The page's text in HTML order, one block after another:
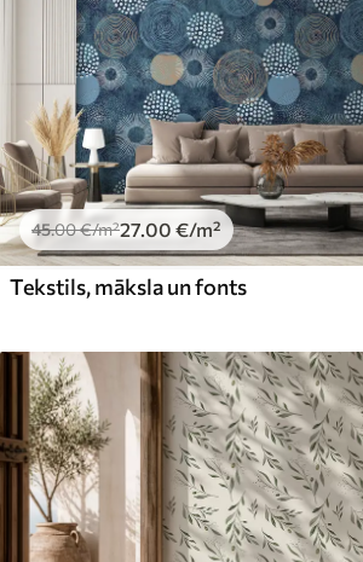
45.00€/m²27.00 €/m²
Tekstils, māksla un fonts